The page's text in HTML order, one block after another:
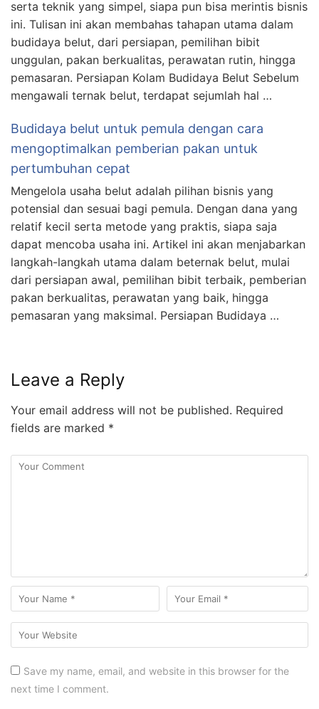
serta teknik yang simpel, siapa pun bisa merintis bisnis
ini. Tulisan ini akan membahas tahapan utama dalam
budidaya belut, dari persiapan, pemilihan bibit
unggulan, pakan berkualitas, perawatan rutin, hingga
pemasaran. Persiapan Kolam Budidaya Belut Sebelum
mengawali ternak belut, terdapat sejumlah hal …
Budidaya belut untuk pemula dengan cara
mengoptimalkan pemberian pakan untuk
pertumbuhan cepat
Mengelola usaha belut adalah pilihan bisnis yang
potensial dan sesuai bagi pemula. Dengan dana yang
relatif kecil serta metode yang praktis, siapa saja
dapat mencoba usaha ini. Artikel ini akan menjabarkan
langkah-langkah utama dalam beternak belut, mulai
dari persiapan awal, pemilihan bibit terbaik, pemberian
pakan berkualitas, perawatan yang baik, hingga
pemasaran yang maksimal. Persiapan Budidaya …
Leave a Reply
Your email address will not be published. Required
fields are marked *
Save my name, email, and website in this browser for the
next time I comment.